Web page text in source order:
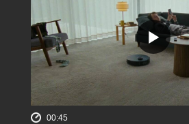
00:45